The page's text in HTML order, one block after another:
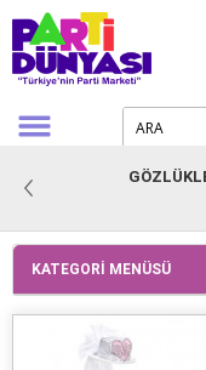
KATEGORI MENÜSÜ